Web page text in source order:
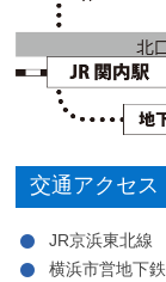
交通アクセス
JR京浜東北線
横浜市営地下